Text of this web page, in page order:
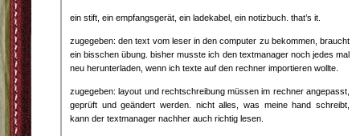
ein stift, ein empfangsgerät, ein ladekabel, ein notizbuch. that’s it.
zugegeben: den text vom leser in den computer zu bekommen, braucht
ein bisschen übung. bisher musste ich den textmanager noch jedes mal
neu herunterladen, wenn ich texte auf den rechner importieren wollte.
zugegeben: layout und rechtschreibung müssen im rechner angepasst,
geprüft und geändert werden. nicht alles, was meine hand schreibt,
kann der textmanager nachher auch richtig lesen.